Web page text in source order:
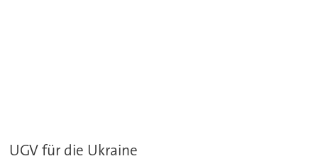
UGV für die Ukraine